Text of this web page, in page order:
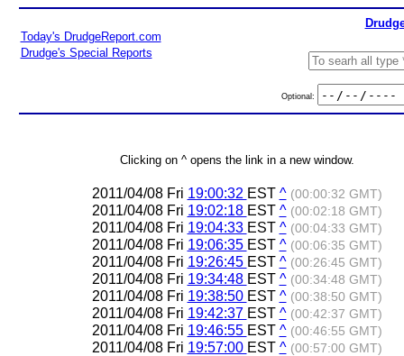
Today's DrudgeReport.com
Drudge's Special Reports
Optional:
Clicking on ^ opens the link in a new window.
2011/04/08 Fri 19:00:32 EST ^ (00:00:32 GMT)
2011/04/08 Fri 19:02:18 EST ^ (00:02:18 GMT)
2011/04/08 Fri 19:04:33 EST ^ (00:04:33 GMT)
2011/04/08 Fri 19:06:35 EST ^ (00:06:35 GMT)
2011/04/08 Fri 19:26:45 EST ^ (00:26:45 GMT)
2011/04/08 Fri 19:34:48 EST ^ (00:34:48 GMT)
2011/04/08 Fri 19:38:50 EST ^ (00:38:50 GMT)
2011/04/08 Fri 19:42:37 EST ^ (00:42:37 GMT)
2011/04/08 Fri 19:46:55 EST ^ (00:46:55 GMT)
2011/04/08 Fri 19:57:00 EST ^ (00:57:00 GMT)